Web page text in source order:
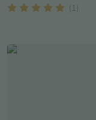
( 1